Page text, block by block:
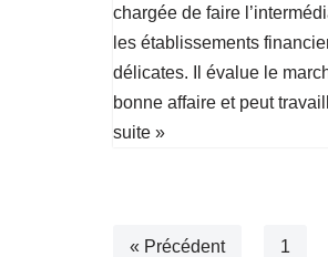
chargée de faire
les établissements
délicates. Il évalue le
bonne affaire et peut
suite »
« Précédent 1